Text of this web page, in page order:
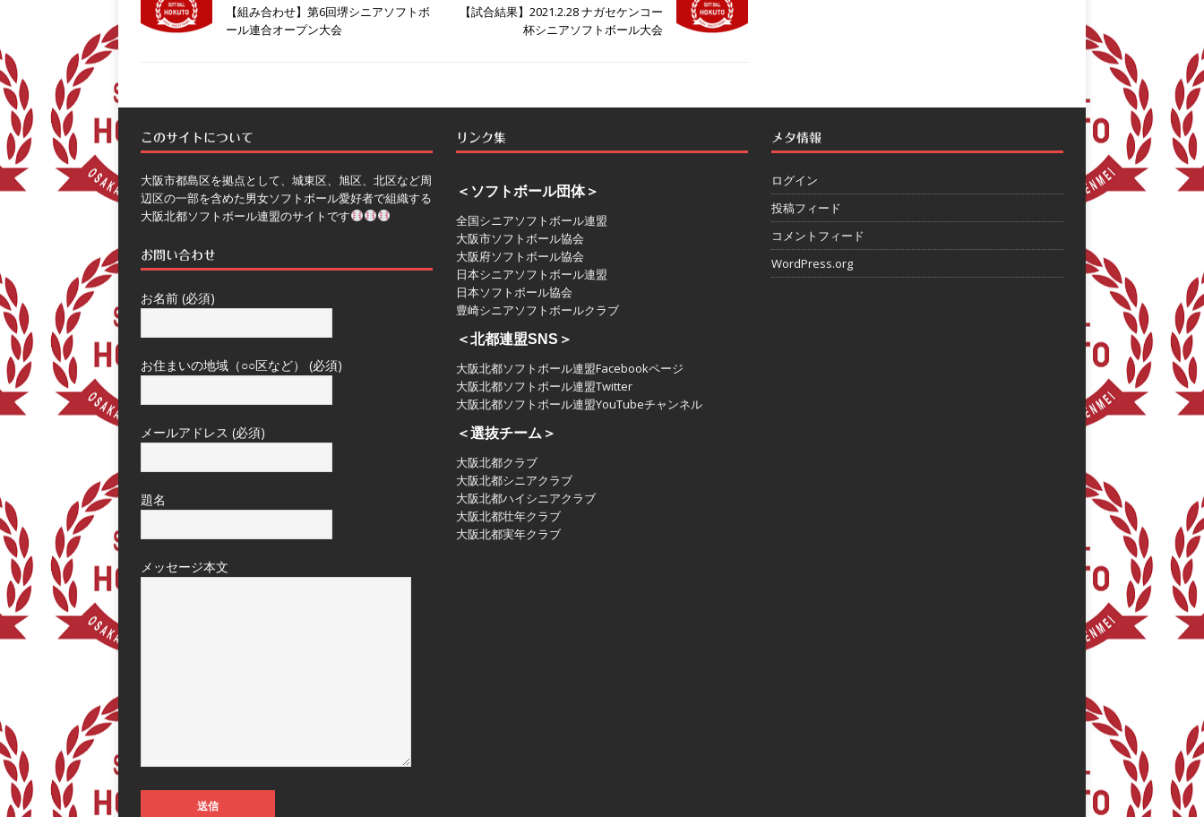
b
k
er
c
e
o
k
e
ai
l
【組み合わせ】第6回堺シニアソフトボ
ール連合オープン大会
【試合結果】2021.2.28 ナガセケンコー
杯シニアソフトボール大会
このサイトについて
大阪市都島区を拠点として、城東区、旭区、北区など周
辺区の一部を含めた男女ソフトボール愛好者で組織する
大阪北都ソフトボール連盟のサイトです
お問い合わせ
お名前 (必須)
お住まいの地域（○○区など） (必須)
メールアドレス (必須)
題名
メッセージ本文
リンク集
＜ソフトボール団体＞
全国シニアソフトボール連盟
大阪市ソフトボール協会
大阪府ソフトボール協会
日本シニアソフトボール連盟
日本ソフトボール協会
豊崎シニアソフトボールクラブ
＜北都連盟SNS＞
大阪北都ソフトボール連盟Facebookページ
大阪北都ソフトボール連盟Twitter
大阪北都ソフトボール連盟YouTubeチャンネル
＜選抜チーム＞
大阪北都クラブ
大阪北都シニアクラブ
大阪北都ハイシニアクラブ
大阪北都壮年クラブ
大阪北都実年クラブ
メタ情報
ログイン
投稿フィード
コメントフィード
WordPress.org